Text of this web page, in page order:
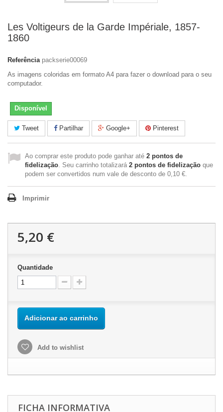
Les Voltigeurs de la Garde Impériale, 1857-
1860
Referência packserie00069
As imagens coloridas em formato A4 para fazer o download para o seu
computador.
Disponível
Tweet Partilhar Google+ Pinterest
Ao comprar este produto pode ganhar até 2 pontos de
fidelização. Seu carrinho totalizará 2 pontos de fidelização que
podem ser convertidos num vale de desconto de 0,10 €.
Imprimir
5,20 €
Quantidade
Adicionar ao carrinho
Add to wishlist
FICHA INFORMATIVA